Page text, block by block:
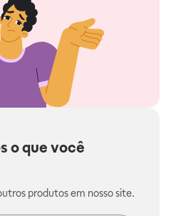
o que você
produtos em nosso site.